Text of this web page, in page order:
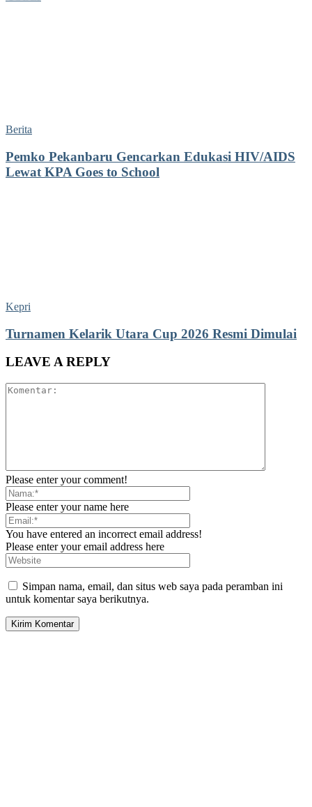
Berita
Pemko Pekanbaru Gencarkan Edukasi HIV/AIDS
Lewat KPA Goes to School
Kepri
Turnamen Kelarik Utara Cup 2026 Resmi Dimulai
LEAVE A REPLY
Please enter your comment!
Please enter your name here
You have entered an incorrect email address!
Please enter your email address here
Simpan nama, email, dan situs web saya pada peramban ini
untuk komentar saya berikutnya.